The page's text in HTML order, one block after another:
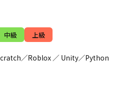
中級 上級
／Roblox ／ Unity／Python